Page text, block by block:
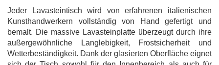
Jeder Lavasteintisch wird von erfahrenen italienischen
Kunsthandwerkern vollständig von Hand gefertigt und
bemalt. Die massive Lavasteinplatte überzeugt durch ihre
außergewöhnliche Langlebigkeit, Frostsicherheit und
Wetterbeständigkeit. Dank der glasierten Oberfläche eignet